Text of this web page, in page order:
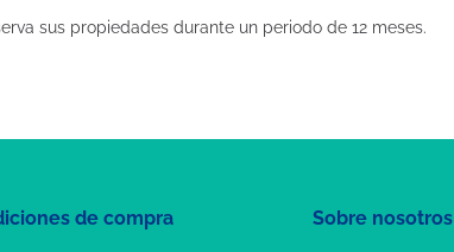
sus propiedades durante un periodo de 12 meses.
de compra Sobre nosotros